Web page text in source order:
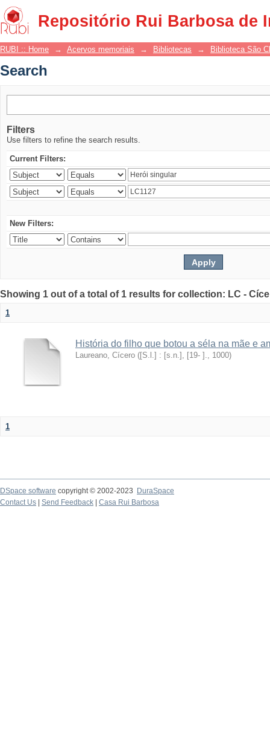
Repositório Rui Barbosa de
Search
RUBI :: Home → Acervos memoriais → Bibliotecas → Biblioteca São
Search
Filters
Use filters to refine the search results.
Current Filters:
New Filters:
Showing 1 out of a total of 1 results for collection: LC -
1
História do filho que botou a séla na mãe e
Laureano, Cícero ([S.l.] : [s.n.], [19- ]., 1000)
1
DSpace software copyright © 2002-2023
DuraSpace
Contact Us
Send Feedback Casa Rui Barbosa